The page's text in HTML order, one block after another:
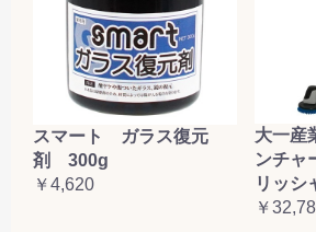
スマート ガラス復元
剤 300g
￥4,620
大一産
ンチ
リッシ
￥